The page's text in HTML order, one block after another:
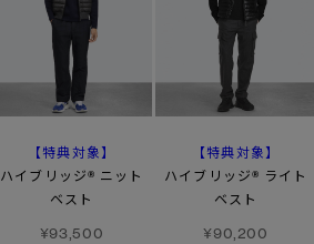
【特典対象】
ハイブリッジ® ニット
ベスト
¥93,500
【特典対象】
ハイブリッジ® ライト
ベスト
¥90,200